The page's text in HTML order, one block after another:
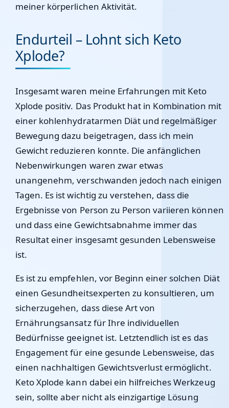
meiner körperlichen Aktivität.
Endurteil – Lohnt sich Keto
Xplode?
Insgesamt waren meine Erfahrungen mit Keto
Xplode positiv. Das Produkt hat in Kombination mit
einer kohlenhydratarmen Diät und regelmäßiger
Bewegung dazu beigetragen, dass ich mein
Gewicht reduzieren konnte. Die anfänglichen
Nebenwirkungen waren zwar etwas
unangenehm, verschwanden jedoch nach einigen
Tagen. Es ist wichtig zu verstehen, dass die
Ergebnisse von Person zu Person variieren können
und dass eine Gewichtsabnahme immer das
Resultat einer insgesamt gesunden Lebensweise
ist.
Es ist zu empfehlen, vor Beginn einer solchen Diät
einen Gesundheitsexperten zu konsultieren, um
sicherzugehen, dass diese Art von
Ernährungsansatz für Ihre individuellen
Bedürfnisse geeignet ist. Letztendlich ist es das
Engagement für eine gesunde Lebensweise, das
einen nachhaltigen Gewichtsverlust ermöglicht.
Keto Xplode kann dabei ein hilfreiches Werkzeug
sein, sollte aber nicht als einzigartige Lösung